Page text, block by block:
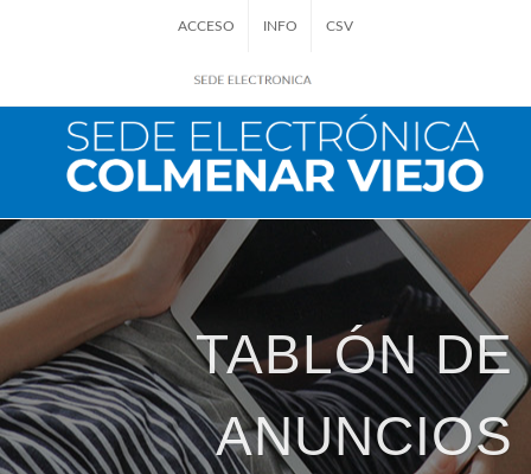
ACCESO INFO CSV
TABLÓN DE
ANUNCIOS